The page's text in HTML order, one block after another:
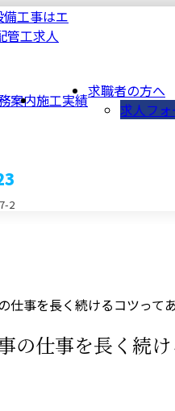
案内施工実績求職者の方へ
求人フォ
2
仕事を長く続けるコツって
の仕事を長く続